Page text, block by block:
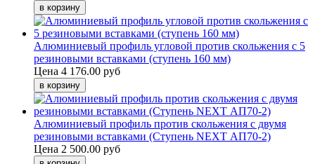
Алюминиевый профиль угловой против скольжения с 5
резиновыми вставками (ступень 160 мм)
Цена 4 176.00 руб
Алюминиевый профиль против скольжения с двумя
резиновыми вставками (Ступень NEXT АП70-2)
Цена 2 500.00 руб